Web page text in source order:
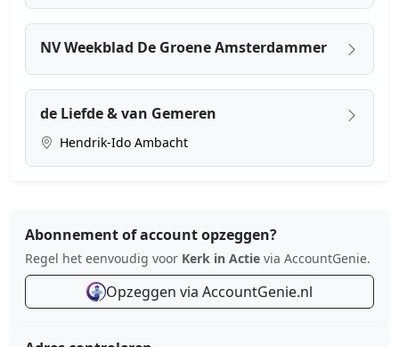
NV Weekblad De Groene Amsterdammer
de Liefde & van Gemeren
Hendrik-Ido Ambacht
Abonnement of account opzeggen?
Regel het eenvoudig voor Kerk in Actie via AccountGenie.
Opzeggen via AccountGenie.nl